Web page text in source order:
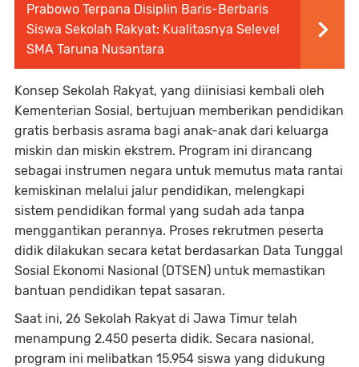
Prabowo Terpana Disiplin Baris-Berbaris
Siswa Sekolah Rakyat: Kualitasnya Selevel
SMA Taruna Nusantara
Konsep Sekolah Rakyat, yang diinisiasi kembali oleh
Kementerian Sosial, bertujuan memberikan pendidikan
gratis berbasis asrama bagi anak-anak dari keluarga
miskin dan miskin ekstrem. Program ini dirancang
sebagai instrumen negara untuk memutus mata rantai
kemiskinan melalui jalur pendidikan, melengkapi
sistem pendidikan formal yang sudah ada tanpa
menggantikan perannya. Proses rekrutmen peserta
didik dilakukan secara ketat berdasarkan Data Tunggal
Sosial Ekonomi Nasional (DTSEN) untuk memastikan
bantuan pendidikan tepat sasaran.
Saat ini, 26 Sekolah Rakyat di Jawa Timur telah
menampung 2.450 peserta didik. Secara nasional,
program ini melibatkan 15.954 siswa yang didukung